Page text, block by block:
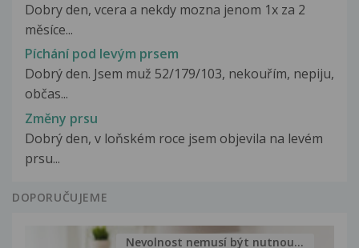
Dobry den, vcera a nekdy mozna jenom 1x za 2
měsíce...
Píchání pod levým prsem
Dobrý den. Jsem muž 52/179/103, nekouřím, nepiju,
občas...
Změny prsu
Dobrý den, v loňském roce jsem objevila na levém
prsu...
DOPORUČUJEME
Nevolnost nemusí být nutnou...